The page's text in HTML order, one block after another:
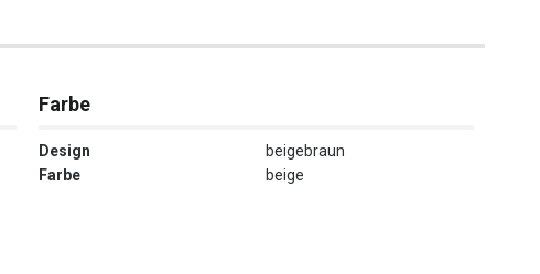
Farbe
Design
beigebraun
Farbe
beige